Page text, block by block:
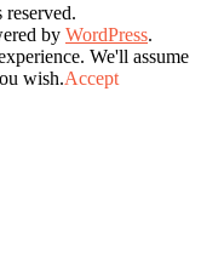
by WordPress.
We'll assume
wish.Accept